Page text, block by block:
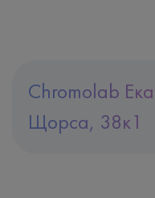
Chromolab
Щорса, 38к1